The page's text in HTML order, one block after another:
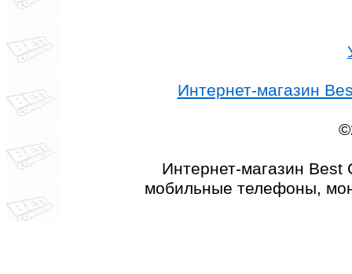
Интернет-магазин
Интернет-магазин Best
мобильные телефоны,